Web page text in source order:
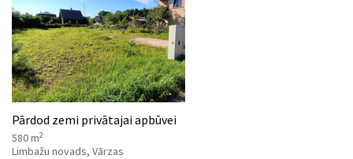
Pārdod zemi privātajai apbūvei
580 m2
Limbažu novads, Vārzas